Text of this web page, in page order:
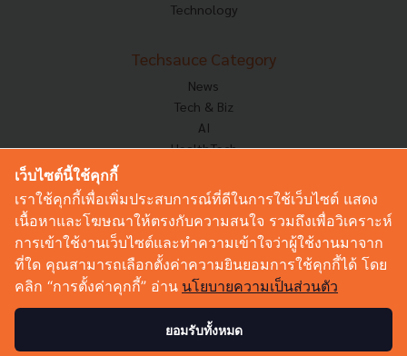
Technology
Techsauce Category
News
Tech & Biz
AI
HealthTech
Corp Innov
Saucy Thoughts
Sustainable
Videos
Podcast
เว็บไซต์นี้ใช้คุกกี้
เราใช้คุกกี้เพื่อเพิ่มประสบการณ์ที่ดีในการใช้เว็บไซต์ แสดง
เนื้อหาและโฆษณาให้ตรงกับความสนใจ รวมถึงเพื่อวิเคราะห์
การเข้าใช้งานเว็บไซต์และทำความเข้าใจว่าผู้ใช้งานมาจาก
ที่ใด คุณสามารถเลือกตั้งค่าความยินยอมการใช้คุกกี้ได้ โดย
คลิก “การตั้งค่าคุกกี้” อ่าน นโยบายความเป็นส่วนตัว
ยอมรับทั้งหมด